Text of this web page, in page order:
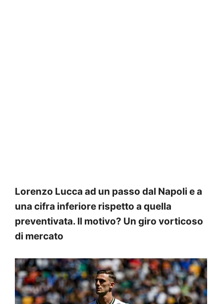
Lorenzo Lucca ad un passo dal Napoli e a
una cifra inferiore rispetto a quella
preventivata. Il motivo? Un giro vorticoso
di mercato